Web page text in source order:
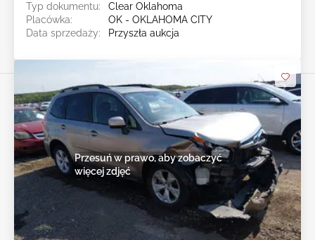
Typ dokumentu:
Clear Oklahoma
Placówka:
OK - OKLAHOMA CITY
Data sprzedaży:
Przyszła aukcja
Przesuń w prawo, aby zobaczyć
więcej zdjęć